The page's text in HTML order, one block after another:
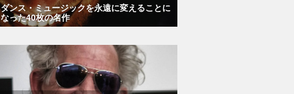
ダンス・ミュージックを永遠に変えることに
なった40枚の名作